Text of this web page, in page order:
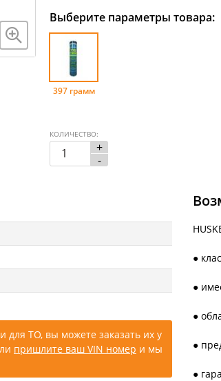
Выберите параметры товара:
397 грамм
+
-
КОЛИЧЕСТВО:
для ТО, вы можете заказать их у
пришлите ваш VIN номер и мы
●
●
●
●
●